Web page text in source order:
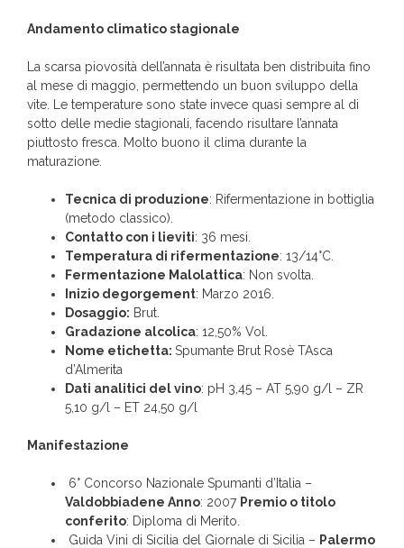
Andamento climatico stagionale
La scarsa piovosità dell’annata è risultata ben distribuita fino
al mese di maggio, permettendo un buon sviluppo della
vite. Le temperature sono state invece quasi sempre al di
sotto delle medie stagionali, facendo risultare l’annata
piuttosto fresca. Molto buono il clima durante la
maturazione.
Tecnica di produzione: Rifermentazione in bottiglia
(metodo classico).
Contatto con i lieviti: 36 mesi.
Temperatura di rifermentazione: 13/14°C.
Fermentazione Malolattica: Non svolta.
Inizio degorgement: Marzo 2016.
Dosaggio: Brut.
Gradazione alcolica: 12,50% Vol.
Nome etichetta: Spumante Brut Rosè TAsca
d’Almerita
Dati analitici del vino: pH 3,45 – AT 5,90 g/l – ZR
5,10 g/l – ET 24,50 g/l
Manifestazione
6° Concorso Nazionale Spumanti d’Italia –
Valdobbiadene Anno: 2007 Premio o titolo
conferito: Diploma di Merito.
Guida Vini di Sicilia del Giornale di Sicilia – Palermo